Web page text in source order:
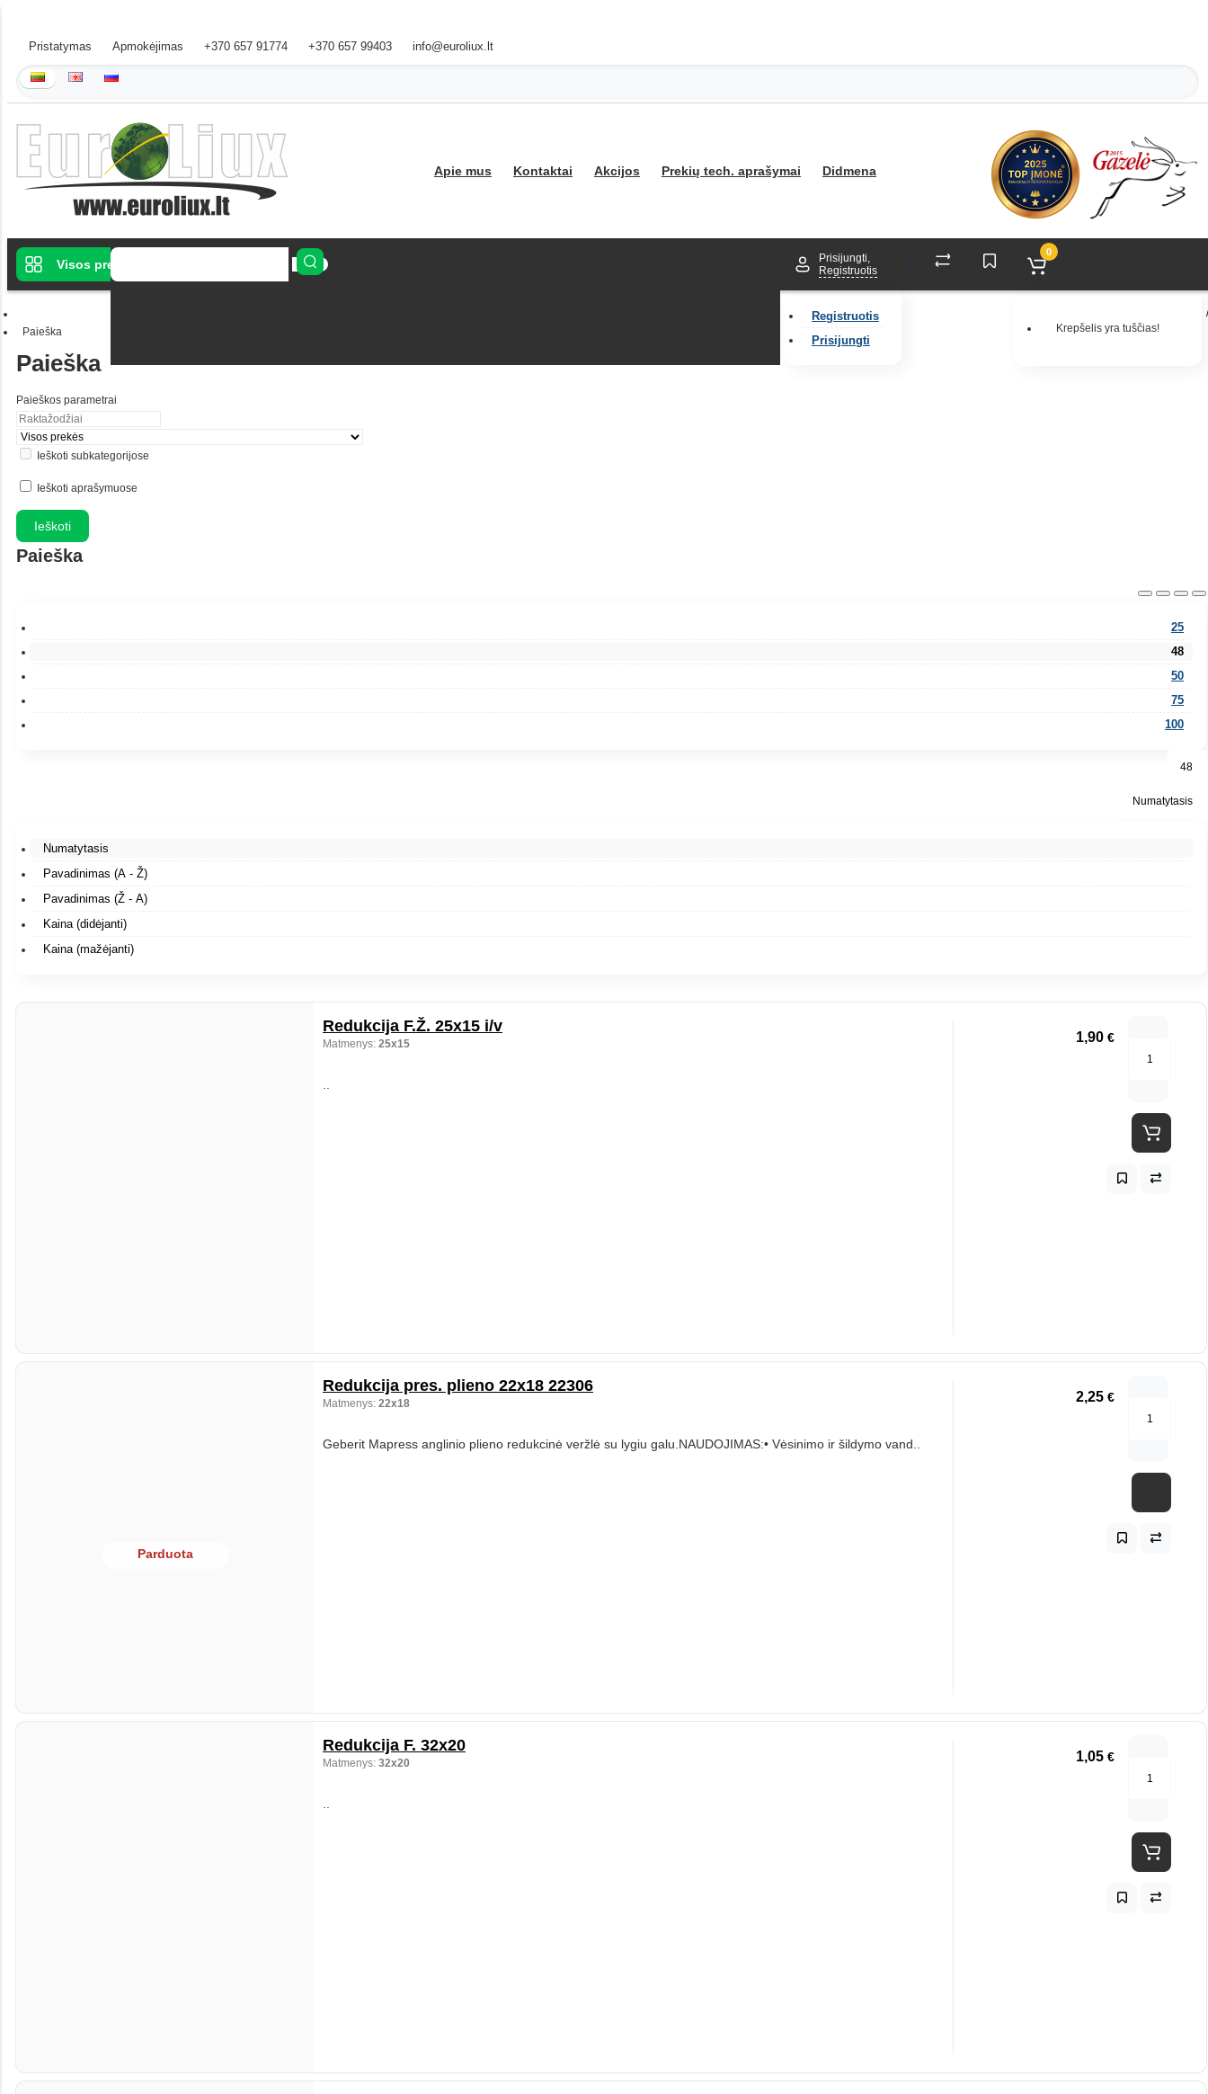
Pristatymas Apmokėjimas +370 657 91774 +370 657 99403 info@euroliux.lt
Apie mus Kontaktai Akcijos Prekių tech. aprašymai Didmena
Visos prekės
Prisijungti,
Registruotis
Registruotis
Prisijungti
0
Krepšelis yra tuščias!
Paieška
Paieška
Paieškos parametrai
Ieškoti subkategorijose
Ieškoti aprašymuose
Paieška
25
48
50
75
100
48
Numatytasis
Numatytasis
Pavadinimas (A - Ž)
Pavadinimas (Ž - A)
Kaina (didėjanti)
Kaina (mažėjanti)
Redukcija F.Ž. 25x15 i/v
Matmenys: 25x15 1,90 €
Parduota
Redukcija pres. plieno 22x18 22306
Matmenys: 22x18
Geberit Mapress anglinio plieno redukcinė veržlė su lygiu galu.NAUDOJIMAS:• Vėsinimo ir šildymo vand..
2,25 €
Redukcija F. 32x20
Matmenys: 32x20 1,05 €